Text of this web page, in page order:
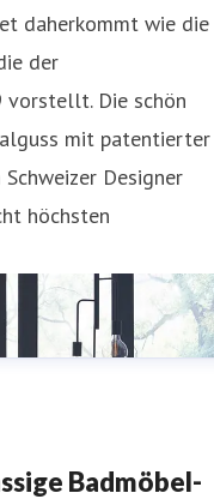
daherkommt wie die
der
vorstellt. Die schön
mit patentierter
Designer
höchsten
Badmöbel-